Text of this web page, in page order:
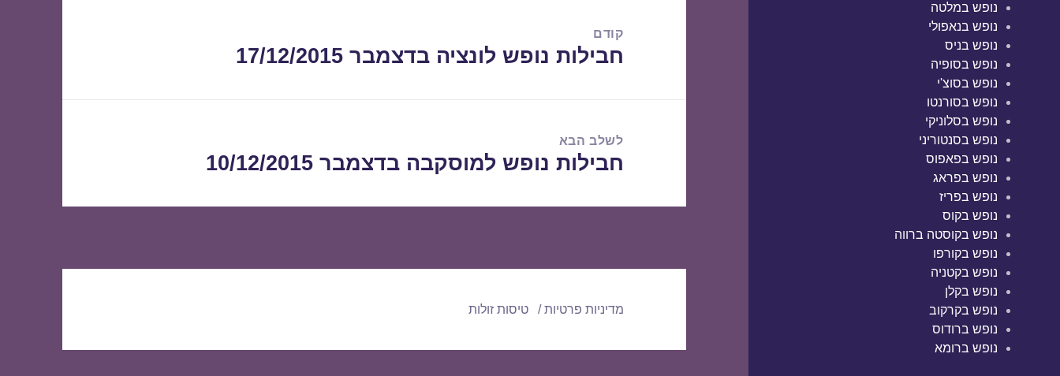
נופש במלטה
נופש בנאפולי
נופש בניס
נופש בסופיה
נופש בסוצ'י
נופש בסורנטו
נופש בסלוניקי
נופש בסנטוריני
נופש בפאפוס
נופש בפראג
נופש בפריז
נופש בקוס
נופש בקוסטה ברווה
נופש בקורפו
נופש בקטניה
נופש בקלן
נופש בקרקוב
נופש ברודוס
נופש ברומא
קודם
הפוסט
חבילות נופש לונציה בדצמבר 17/12/2015
לשלב הבא
הפוסט
חבילות נופש למוסקבה בדצמבר 10/12/2015
מדיניות פרטיות טיסות זולות